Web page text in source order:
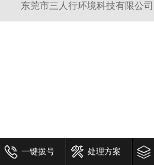
东莞市三人行环境科技有限公司
一键拨号 处理方案